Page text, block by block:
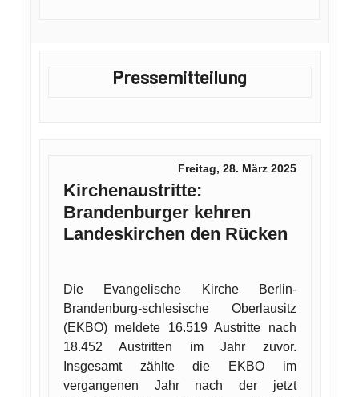
Pressemitteilung
Freitag, 28. März 2025
Kirchenaustritte:
Brandenburger kehren
Landeskirchen den Rücken
Die Evangelische Kirche Berlin-
Brandenburg-schlesische Oberlausitz
(EKBO) meldete 16.519 Austritte nach
18.452 Austritten im Jahr zuvor.
Insgesamt zählte die EKBO im
vergangenen Jahr nach der jetzt